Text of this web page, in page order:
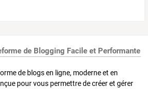
de Blogging Facile et Performante
de blogs en ligne, moderne et en
pour vous permettre de créer et gérer